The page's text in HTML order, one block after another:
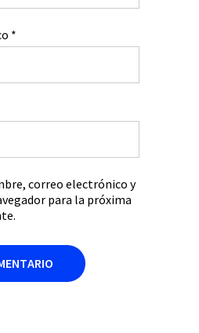
*
correo electrónico y
para la próxima